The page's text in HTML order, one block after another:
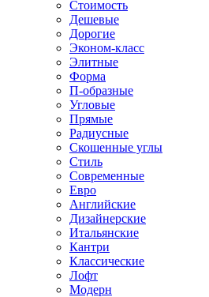
Стоимость
Дешевые
Дорогие
Эконом-класс
Элитные
Форма
П-образные
Угловые
Прямые
Радиусные
Скошенные углы
Стиль
Современные
Евро
Английские
Дизайнерские
Итальянские
Кантри
Классические
Лофт
Модерн